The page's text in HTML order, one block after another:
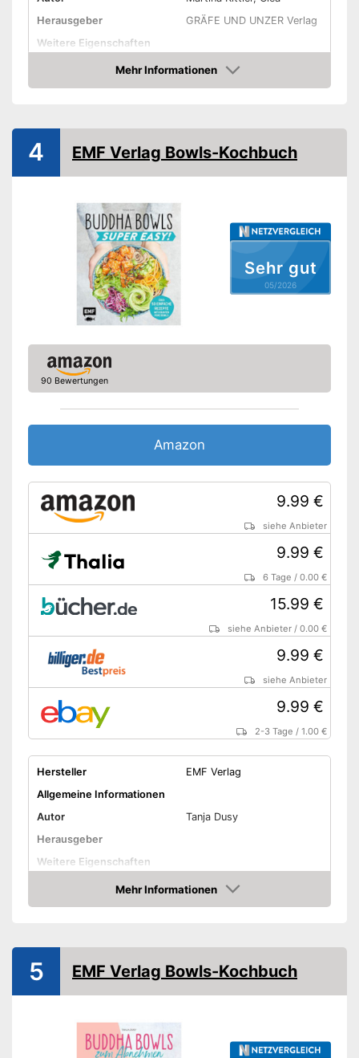
Herausgeber
GRÄFE UND UNZER Verlag
Weitere Eigenschaften
Anzahl Seiten
Mehr Informationen
Amazon
Sehr gut
05/2026
4 EMF Verlag Bowls-Kochbuch
90 Bewertungen
Amazon
9.99 €
siehe Anbieter
9.99 €
6 Tage /0.00 €
15.99 €
siehe Anbieter /0.00 €
9.99 €
siehe Anbieter
9.99 €
2-3 Tage /1.00 €
Hersteller
EMF Verlag
Allgemeine Informationen
Autor
Tanja Dusy
Herausgeber
Weitere Eigenschaften
Gebunden
Anzahl Seiten
144
Mehr Informationen
Amazon
5 EMF Verlag Bowls-Kochbuch